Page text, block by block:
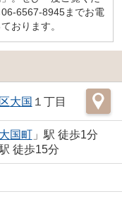
6567-8945までお電
おります。
大国 １丁目
大国町」駅 徒歩1分
駅 徒歩15分